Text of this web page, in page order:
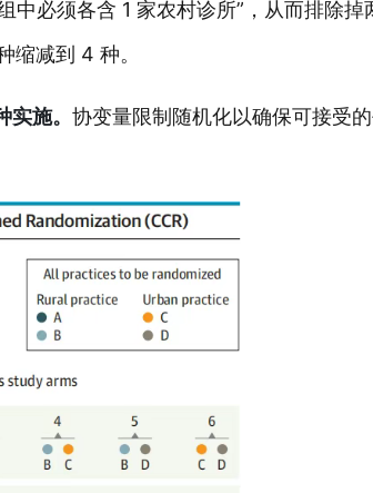
中必须各含 1 家农村诊所”，从而排除掉
缩减到 4 种。
施。 协变量限制随机化以确保可接受